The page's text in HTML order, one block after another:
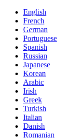
English
French
German
Portuguese
Spanish
Russian
Japanese
Korean
Arabic
Irish
Greek
Turkish
Italian
Danish
Romanian